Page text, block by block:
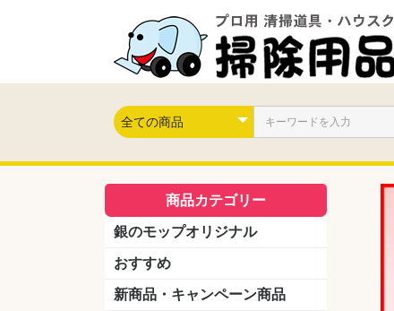
商品カテゴリー
銀のモップオリジナル
おすすめ
新商品・キャンペーン商品